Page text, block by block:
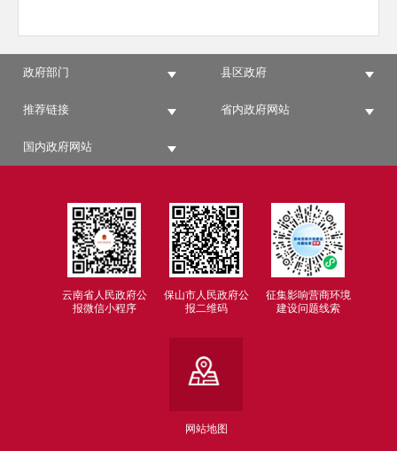
政府部门 县区政府
推荐链接 省内政府网站
国内政府网站
云南省人民政府公
报微信小程序
保山市人民政府公
报二维码
征集影响营商环境
建设问题线索
网站地图